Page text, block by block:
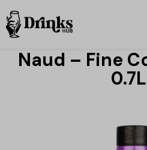
Naud – Fine
0.7L